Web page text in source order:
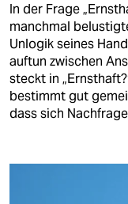
sport
berlin
nord
wahrheit
In der Frage
manchmal
Unlogik seines
auftun zwischen
steckt in
bestimmt gut
dass sich